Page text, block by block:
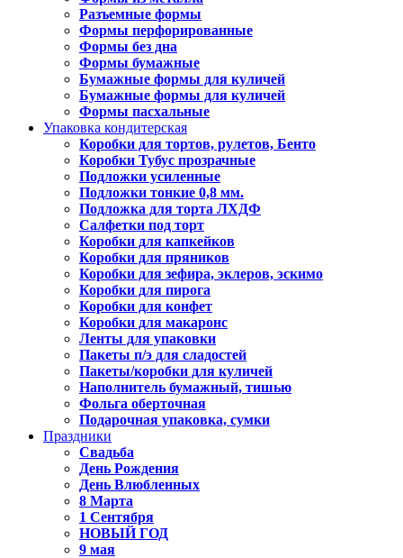
Разъемные формы
Формы перфорированные
Формы без дна
Формы бумажные
Бумажные формы для куличей
Бумажные формы для куличей
Формы пасхальные
Упаковка кондитерская
Коробки для тортов, рулетов, Бенто
Коробки Тубус прозрачные
Подложки усиленные
Подложки тонкие 0,8 мм.
Подложка для торта ЛХДФ
Салфетки под торт
Коробки для капкейков
Коробки для пряников
Коробки для зефира, эклеров, эскимо
Коробки для пирога
Коробки для конфет
Коробки для макаронс
Ленты для упаковки
Пакеты п/э для сладостей
Пакеты/коробки для куличей
Наполнитель бумажный, тишью
Фольга оберточная
Подарочная упаковка, сумки
Праздники
Свадьба
День Рождения
День Влюбленных
8 Марта
1 Сентября
НОВЫЙ ГОД
9 мая